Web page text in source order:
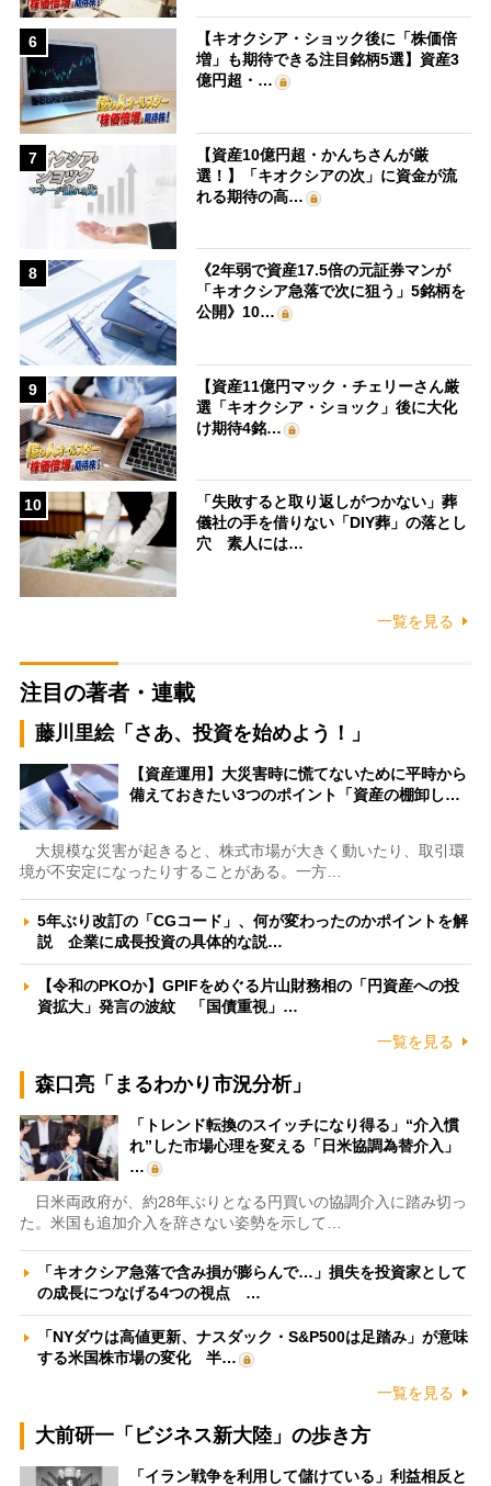
6
【キオクシア・ショック後に「株価倍
増」も期待できる注目銘柄5選】資産3
億円超・…
7
【資産10億円超・かんちさんが厳
選！】「キオクシアの次」に資金が流
れる期待の高…
8
《2年弱で資産17.5倍の元証券マンが
「キオクシア急落で次に狙う」5銘柄を
公開》10…
9
【資産11億円マック・チェリーさん厳
選「キオクシア・ショック」後に大化
け期待4銘…
10
「失敗すると取り返しがつかない」葬
儀社の手を借りない「DIY葬」の落とし
穴 素人には…
一覧を見る
注目の著者・連載
藤川里絵「さあ、投資を始めよう！」
【資産運用】大災害時に慌てないために平時から
備えておきたい3つのポイント「資産の棚卸し…
大規模な災害が起きると、株式市場が大きく動いたり、取引環
境が不安定になったりすることがある。一方…
5年ぶり改訂の「CGコード」、何が変わったのかポイントを解
説 企業に成長投資の具体的な説…
【令和のPKOか】GPIFをめぐる片山財務相の「円資産への投
資拡大」発言の波紋 「国債重視」…
一覧を見る
森口亮「まるわかり市況分析」
「トレンド転換のスイッチになり得る」“介入慣
れ”した市場心理を変える「日米協調為替介入」
…
日米両政府が、約28年ぶりとなる円買いの協調介入に踏み切っ
た。米国も追加介入を辞さない姿勢を示して…
「キオクシア急落で含み損が膨らんで…」損失を投資家として
の成長につなげる4つの視点 …
「NYダウは高値更新、ナスダック・S&P500は足踏み」が意味
する米国株市場の変化 半…
一覧を見る
大前研一「ビジネス新大陸」の歩き方
「イラン戦争を利用して儲けている」利益相反と